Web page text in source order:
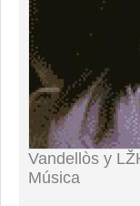
Vandellòs y
Música